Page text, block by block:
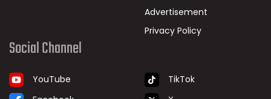
Advertisement
Privacy Policy
Social Channel
YouTube
TikTok